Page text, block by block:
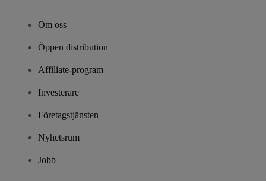
Om oss
Öppen distribution
Affiliate-program
Investerare
Företagstjänsten
Nyhetsrum
Jobb